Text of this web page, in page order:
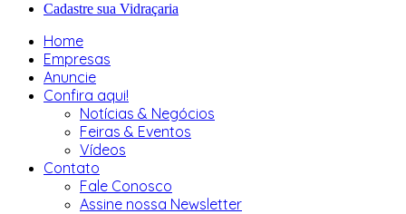
Cadastre sua Vidraçaria
Home
Empresas
Anuncie
Confira aqui!
Notícias & Negócios
Feiras & Eventos
Vídeos
Contato
Fale Conosco
Assine nossa Newsletter